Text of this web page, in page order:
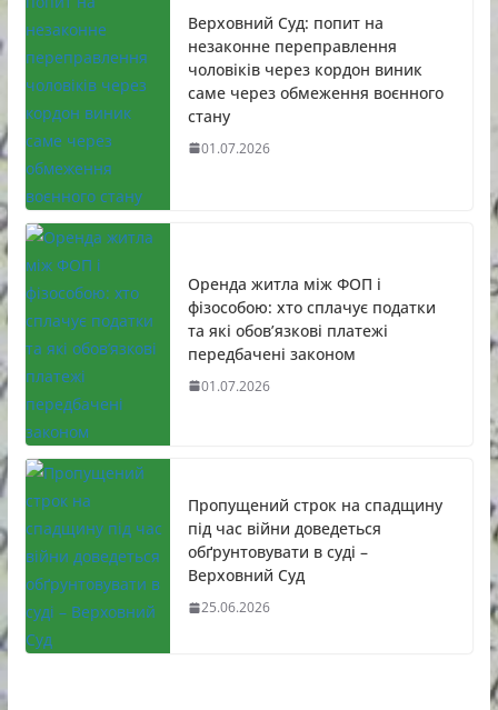
Верховний Суд: попит на
незаконне переправлення
чоловіків через кордон виник
саме через обмеження воєнного
стану
01.07.2026
Оренда житла між ФОП і
фізособою: хто сплачує податки
та які обов’язкові платежі
передбачені законом
01.07.2026
Пропущений строк на спадщину
під час війни доведеться
обґрунтовувати в суді –
Верховний Суд
25.06.2026